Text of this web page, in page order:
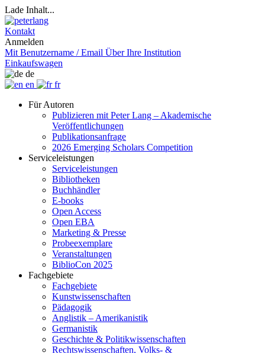
Lade Inhalt...
Kontakt
Anmelden
Mit Benutzername / Email Über Ihre Institution
Einkaufswagen
de
en
fr
Für Autoren
Publizieren mit Peter Lang – Akademische
Veröffentlichungen
Publikationsanfrage
2026 Emerging Scholars Competition
Serviceleistungen
Serviceleistungen
Bibliotheken
Buchhändler
E-books
Open Access
Open EBA
Marketing & Presse
Probeexemplare
Veranstaltungen
BiblioCon 2025
Fachgebiete
Fachgebiete
Kunstwissenschaften
Pädagogik
Anglistik – Amerikanistik
Germanistik
Geschichte & Politikwissenschaften
Rechtswissenschaften, Volks- &